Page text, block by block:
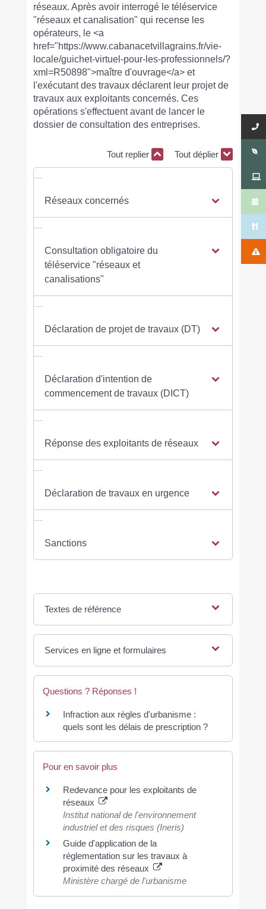
réseaux. Après avoir interrogé le téléservice
"réseaux et canalisation" qui recense les
opérateurs, le <a
href="https://www.cabanacetvillagrains.fr/vie-
locale/guichet-virtuel-pour-les-professionnels/?
xml=R50898">maître d'ouvrage</a> et
l'exécutant des travaux déclarent leur projet de
travaux aux exploitants concernés. Ces
opérations s'effectuent avant de lancer le
dossier de consultation des entreprises.
Tout replier Tout déplier
Réseaux concernés
Consultation obligatoire du
téléservice "réseaux et
canalisations"
Déclaration de projet de travaux (DT)
Déclaration d'intention de
commencement de travaux (DICT)
Réponse des exploitants de réseaux
Déclaration de travaux en urgence
Sanctions
Textes de référence
Services en ligne et formulaires
Questions ? Réponses !
Infraction aux règles d'urbanisme :
quels sont les délais de prescription ?
Pour en savoir plus
Redevance pour les exploitants de
réseaux
Institut national de l'environnement
industriel et des risques (Ineris)
Guide d'application de la
réglementation sur les travaux à
proximité des réseaux
Ministère chargé de l'urbanisme